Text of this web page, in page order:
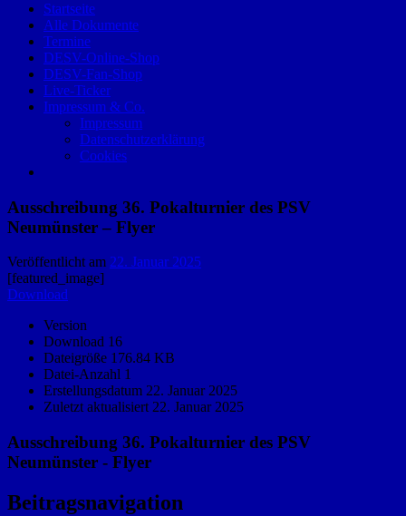
Startseite
Alle Dokumente
Termine
DESV-Online-Shop
DESV-Fan-Shop
Live-Ticker
Impressum & Co.
Impressum
Datenschutzerklärung
Cookies
Ausschreibung 36. Pokalturnier des PSV
Neumünster – Flyer
Veröffentlicht am 22. Januar 2025
[featured_image]
Download
Version
Download 16
Dateigröße 176.84 KB
Datei-Anzahl 1
Erstellungsdatum 22. Januar 2025
Zuletzt aktualisiert22. Januar 2025
Ausschreibung 36. Pokalturnier des PSV
Neumünster - Flyer
Beitragsnavigation